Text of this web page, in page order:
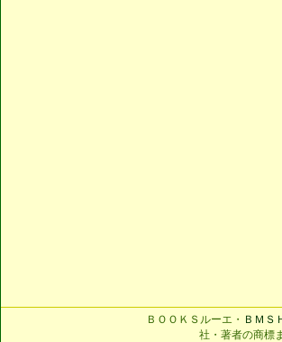
ＢＯＯＫＳルーエ・ ＢＭＳ
社・著者の商標